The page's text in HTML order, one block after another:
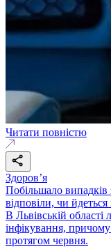
Читати повністю
Здоровʼя
Побільшало випадків
відповіли, чи
В Львівській області
інфікування,
протягом червня.